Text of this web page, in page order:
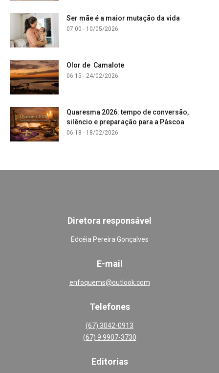
Ser mãe é a maior mutação da vida
07:00 - 10/05/2026
Olor de Camalote
06:15 - 24/02/2026
Quaresma 2026: tempo de conversão,
silêncio e preparação para a Páscoa
06:18 - 18/02/2026
Diretora responsável
Edcéia Pereira Gonçalves
E-mail
enfoquems@outlook.com
Telefones
(67) 3042-0913
(67) 9 9907-3730
Editorias